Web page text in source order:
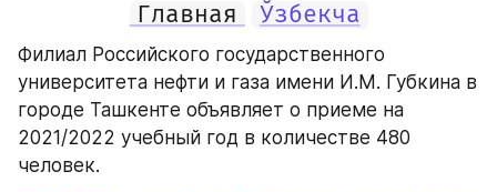
Главная Ўзбекча
Филиал Российского государственного
университета нефти и газа имени И.М. Губкина в
городе Ташкенте объявляет о приеме на
2021/2022 учебный год в количестве 480
человек.